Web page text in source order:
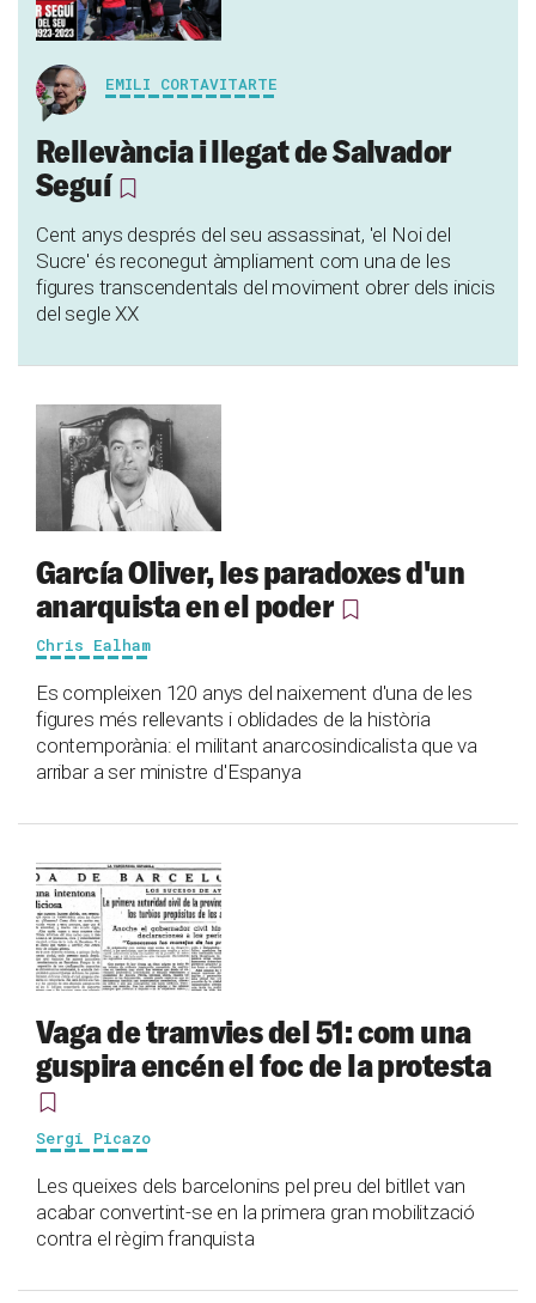
EMILI CORTAVITARTE
Rellevància i llegat de Salvador
Seguí
Cent anys després del seu assassinat, 'el Noi del
Sucre' és reconegut àmpliament com una de les
figures transcendentals del moviment obrer dels inicis
del segle XX
García Oliver, les paradoxes d'un
anarquista en el poder
Chris Ealham
Es compleixen 120 anys del naixement d'una de les
figures més rellevants i oblidades de la història
contemporània: el militant anarcosindicalista que va
arribar a ser ministre d'Espanya
Vaga de tramvies del 51: com una
guspira encén el foc de la protesta
Sergi Picazo
Les queixes dels barcelonins pel preu del bitllet van
acabar convertint-se en la primera gran mobilització
contra el règim franquista